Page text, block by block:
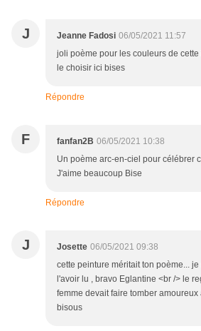
J Jeanne Fadosi 06/05/2021 11:57
joli poème pour les couleurs de cette
le choisir ici bises
Répondre
F fanfan2B 06/05/2021 10:38
Un poème arc-en-ciel pour célébrer
J'aime beaucoup Bise
Répondre
J Josette 06/05/2021 09:38
cette peinture méritait ton poème...
l'avoir lu , bravo Eglantine <br /> le
femme devait faire tomber
bisous